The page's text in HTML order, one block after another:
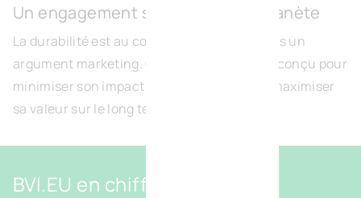
Un engagement sincère pour la planète
La durabilité est au cœur de notre ADN — pas un
argument marketing. Chaque bâtiment est conçu pour
minimiser son impact environnemental et maximiser
sa valeur sur le long terme.
BVI.EU en chiffres